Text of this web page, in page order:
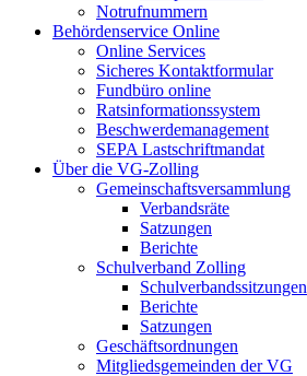
Notrufnummern
Behördenservice Online
Online Services
Sicheres Kontaktformular
Fundbüro online
Ratsinformationssystem
Beschwerdemanagement
SEPA Lastschriftmandat
Über die VG-Zolling
Gemeinschaftsversammlung
Verbandsräte
Satzungen
Berichte
Schulverband Zolling
Schulverbandssitzungen
Berichte
Satzungen
Geschäftsordnungen
Mitgliedsgemeinden der VG